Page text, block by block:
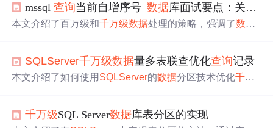
mssql查询当前自增序号_数据库面试要点：关于MySQL
本文介绍了百万级和千万级数据处理的策略，强调了数据
法，并讨论了分区、分表和分库在处理大数据量时的角
色。同时，文章提及了数据库主键设计，推荐使用带有时
避免全表扫描、使用JOIN代替子查询等技巧。
SQLServer千万级数据量多表联查优化查询记录
本文介绍了如何使用 SQLServer的数据分区技术优化千万
索引分类及添加位置，强调了正确使用索引对于多表联查
千万级SQL Server数据库表分区的实现